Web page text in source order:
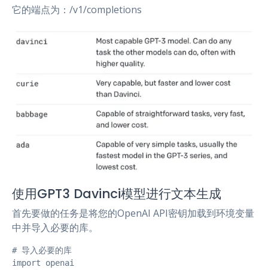
它的端点为：/v1/completions
使用GPT3 Davinci模型进行文本生成
首先要做的任务是将您的OpenAI API密钥加载到环境变量
中并导入必要的库。
# 导入必要的库
import openai